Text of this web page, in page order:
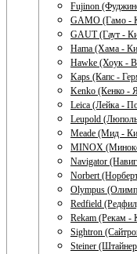
Fujinon
GAMO (Гамо -
GAUT (Гаут -
Hama (Хама -
Hawke (Хоук -
Kaps (Капс -
Kenko (Кенко -
Leica (Лейка -
Leupold
Meade (Мид -
MINOX
Navigator
Norbert
Olympus
Redfield
Rekam (Рекам -
Sightron
Steiner